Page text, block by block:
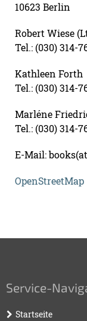
10623 Berlin
Robert Wiese
Tel.: (030) 314-
Kathleen Forth
Tel.: (030) 314-
Marléne
Tel.: (030) 314-
E-Mail:
OpenStreetMap
Service-
Startseite